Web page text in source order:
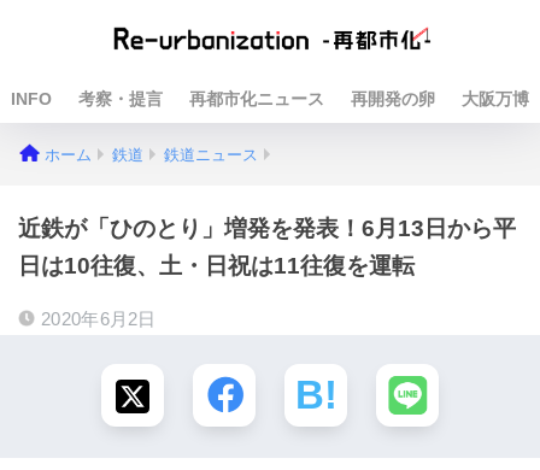
INFO 考察・提言 再都市化ニュース 再開発の卵 大阪万博
ホーム 鉄道 鉄道ニュース
近鉄が「ひのとり」増発を発表！6月13日から平
日は10往復、土・日祝は11往復を運転
2020年6月2日